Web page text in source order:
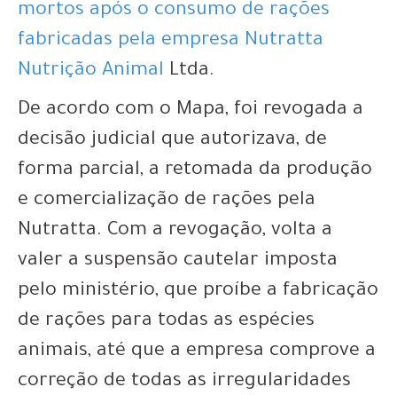
mortos após o consumo de rações
fabricadas pela empresa Nutratta
Nutrição Animal Ltda.
De acordo com o Mapa, foi revogada a
decisão judicial que autorizava, de
forma parcial, a retomada da produção
e comercialização de rações pela
Nutratta. Com a revogação, volta a
valer a suspensão cautelar imposta
pelo ministério, que proíbe a fabricação
de rações para todas as espécies
animais, até que a empresa comprove a
correção de todas as irregularidades